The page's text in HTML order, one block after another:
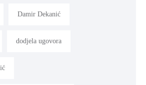
Damir Dekanić
dodjela ugovora